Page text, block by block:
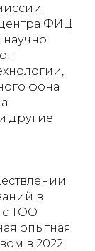
ФИЦ
научно
фона
другие
в
с ТОО
опытная
в 2022